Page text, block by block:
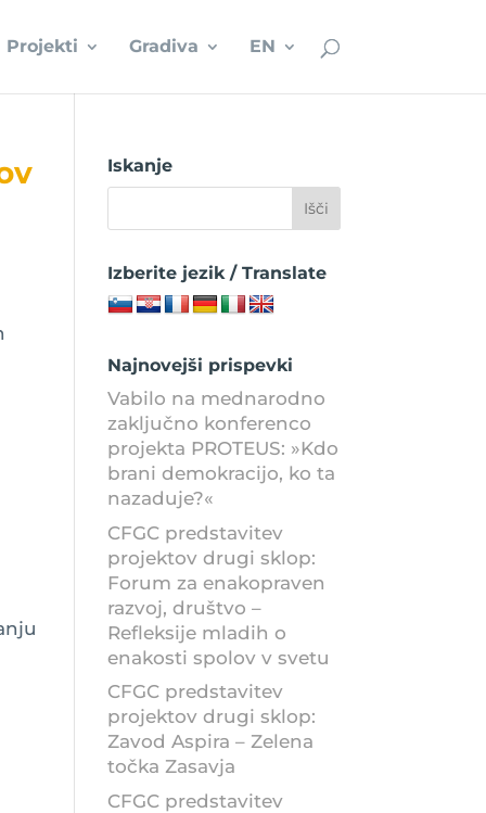
Projekti Gradiva EN
Iskanje
Izberite jezik / Translate
Najnovejši prispevki
Vabilo na mednarodno
zaključno konferenco
projekta PROTEUS: »Kdo
brani demokracijo, ko ta
nazaduje?«
CFGC predstavitev
projektov drugi sklop:
Forum za enakopraven
razvoj, društvo –
Refleksije mladih o
enakosti spolov v svetu
CFGC predstavitev
projektov drugi sklop:
Zavod Aspira – Zelena
točka Zasavja
CFGC predstavitev